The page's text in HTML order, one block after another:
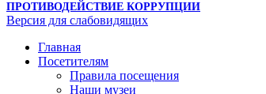
ПРОТИВОДЕЙСТВИЕ КОРРУПЦИИ
Версия для слабовидящих
Главная
Посетителям
Правила посещения
Наши музеи